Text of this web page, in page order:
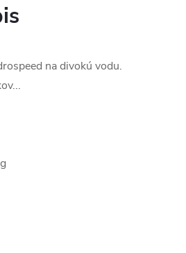
na divokú vodu.